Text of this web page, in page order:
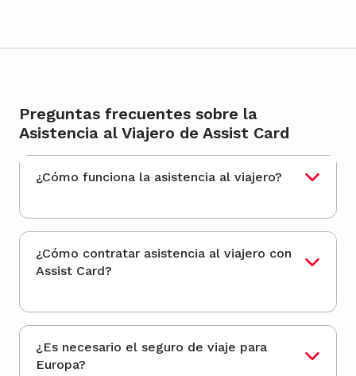
Preguntas frecuentes sobre la
Asistencia al Viajero de Assist Card
¿Cómo funciona la asistencia al viajero?
¿Cómo contratar asistencia al viajero con
Assist Card?
¿Es necesario el seguro de viaje para
Europa?